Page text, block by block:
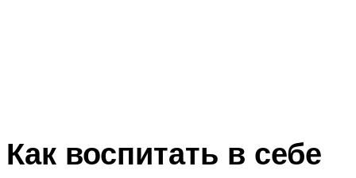
Как воспитать в себе